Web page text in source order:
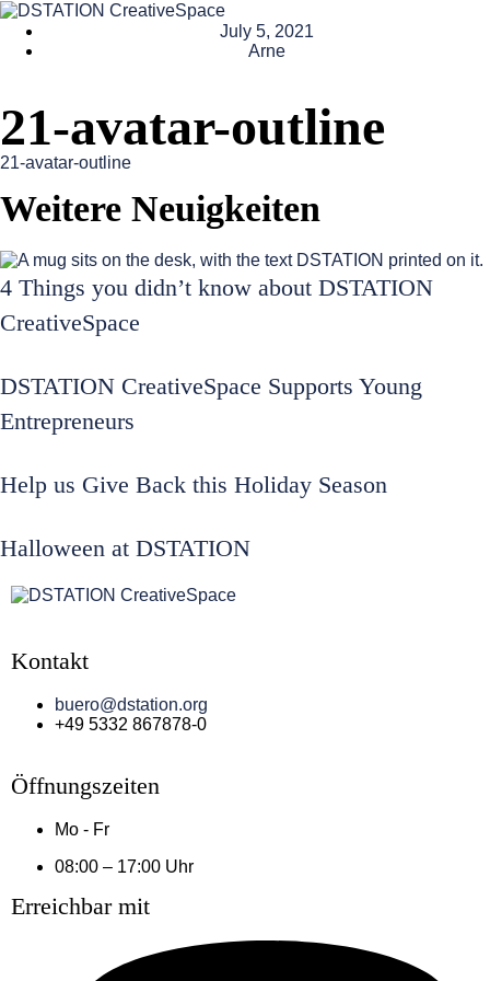
July 5, 2021
Arne
21-avatar-outline
21-avatar-outline
Weitere Neuigkeiten
4 Things you didn’t know about DSTATION
CreativeSpace
DSTATION CreativeSpace Supports Young
Entrepreneurs
Help us Give Back this Holiday Season
Halloween at DSTATION
Kontakt
buero@dstation.org
+49 5332 867878-0
Öffnungszeiten
Mo - Fr
08:00 – 17:00 Uhr
Erreichbar mit